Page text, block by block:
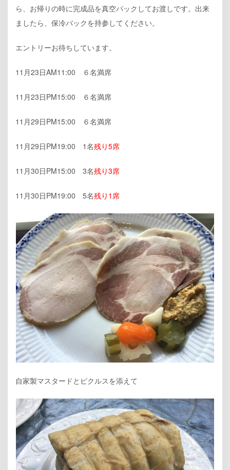
ら、お帰りの時に完成品を真空パックしてお渡しです。出来
ましたら、保冷バックを持参してください。
エントリーお待ちしています。
11月23日AM11:00 ６名満席
11月23日PM15:00 ６名満席
11月29日PM15:00 ６名満席
11月29日PM19:00 1名残り5席
11月30日PM15:00 3名残り3席
11月30日PM19:00 5名残り1席
自家製マスタードとピクルスを添えて